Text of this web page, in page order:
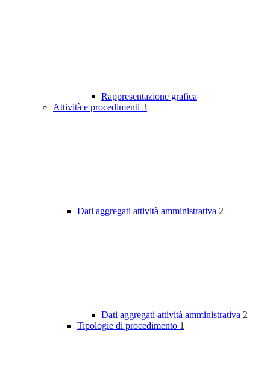
Rappresentazione grafica
Attività e procedimenti 3
Dati aggregati attività amministrativa 2
Dati aggregati attività amministrativa 2
Tipologie di procedimento 1